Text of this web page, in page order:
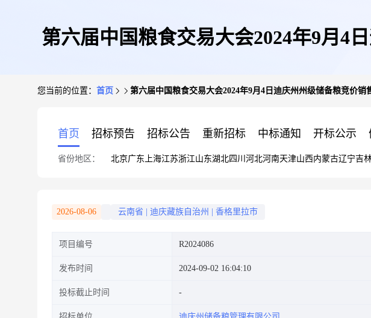
第六届中国粮食交易大会2024年9月4
您当前的位置： 首页 第六届中国粮食交易大会2024年9月4日迪庆州州级储备粮竞价销
首页 招标预告 招标公告 重新招标 中标通知 开标公示
省份地区： 北京广东 上海江苏浙江山东湖北四川 河北河南天津山西内蒙古辽宁吉
2026-08-06 云南省 迪庆藏族自治州 香格里拉市
项目编号 R2024086
发布时间 2024-09-02 16:04:10
投标截止时间